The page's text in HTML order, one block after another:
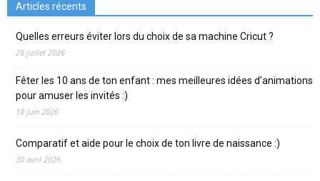
Articles récents
Quelles erreurs éviter lors du choix de sa machine Cricut ?
28 juillet 2026
Fêter les 10 ans de ton enfant : mes meilleures idées d’animations
pour amuser les invités :)
18 juin 2026
Comparatif et aide pour le choix de ton livre de naissance :)
30 avril 2026